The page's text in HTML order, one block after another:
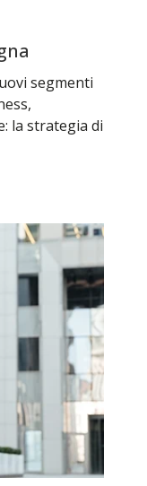
segmenti
la strategia di